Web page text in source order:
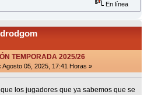
En línea
drodgom
TEMPORADA 2025/26
Agosto 05, 2025, 17:41 Horas »
los jugadores que ya sabemos que se